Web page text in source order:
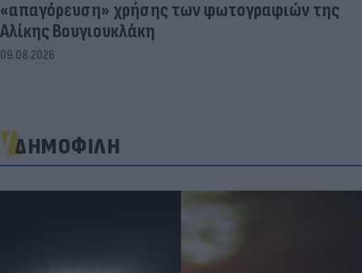
«απαγόρευση» χρήσης των φωτογραφιών της
Αλίκης Βουγιουκλάκη
09.08.2026
ΔΗΜΟΦΙΛΗ